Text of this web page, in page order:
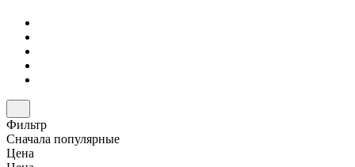
Фильтр
Сначала популярные
Цена